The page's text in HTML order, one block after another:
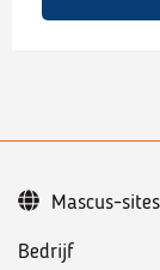
Bedrijf
Mascus-sites